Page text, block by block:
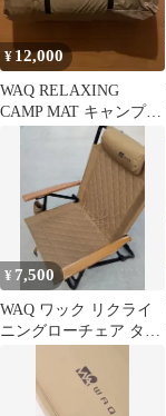
¥ 12,000
WAQ RELAXING
CAMP MAT キャンプマ
¥ 7,500
WAQ ワック リクライ
ニングローチェア タン